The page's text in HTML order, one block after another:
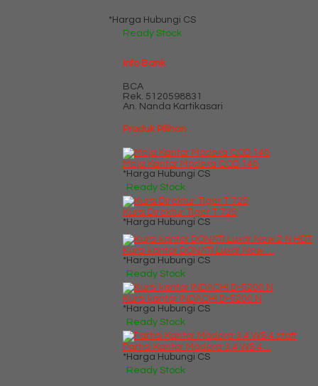
*Harga Hubungi CS
Ready Stock
Info Bank
BCA
Rek. 5120598831
An. Nanda Kartikasari
Produk Pilihan
Meja Kantor Modera COD 148
*Harga Hubungi CS
Ready Stock
Kursi Direktur Tiger T 725
*Harga Hubungi CS
Kursi kantor DONATI Luxor New ....
*Harga Hubungi CS
Ready Stock
Kursi kantor INDACHI D-5200 N
*Harga Hubungi CS
Ready Stock
Partisi Kantor Modera 3.4 WS 4....
*Harga Hubungi CS
Ready Stock